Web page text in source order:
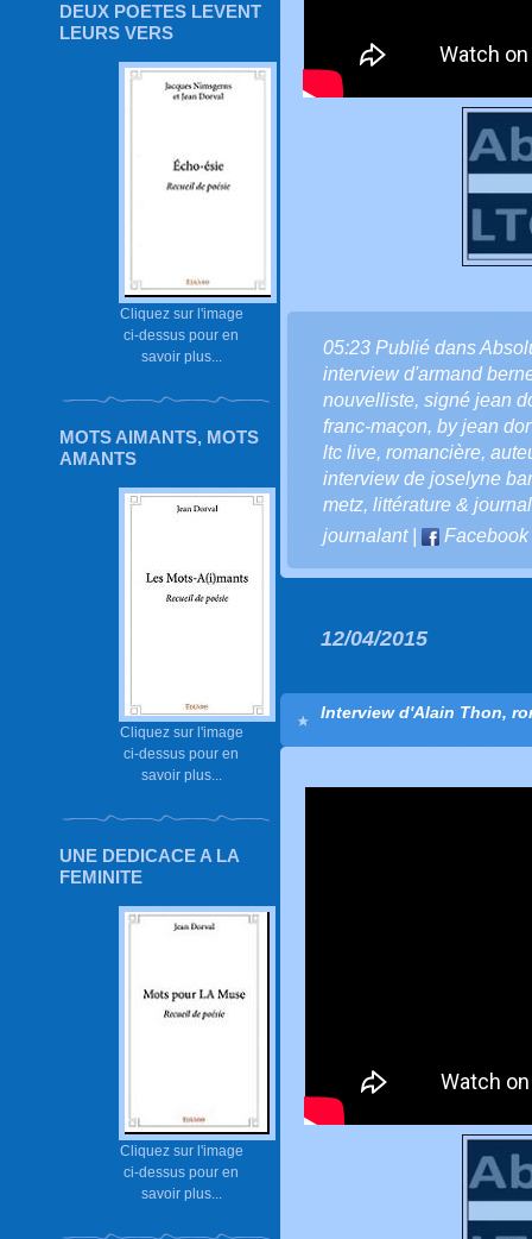
DEUX POETES LEVENT
LEURS VERS
Cliquez sur l'image
ci-dessus pour en
savoir plus...
MOTS AIMANTS, MOTS
AMANTS
Cliquez sur l'image
ci-dessus pour en
savoir plus...
UNE DEDICACE A LA
FEMINITE
Cliquez sur l'image
ci-dessus pour en
savoir plus...
05:23 Publié dans
interview d'armand
nouvelliste, signé jean
franc-maçon, by jean
ltc live, romancière,
interview de joselyne
metz, littérature &
journalant| Facebook
12/04/2015
Interview d'Alain Thon,